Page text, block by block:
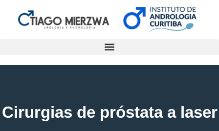
Cirurgias de próstata a laser